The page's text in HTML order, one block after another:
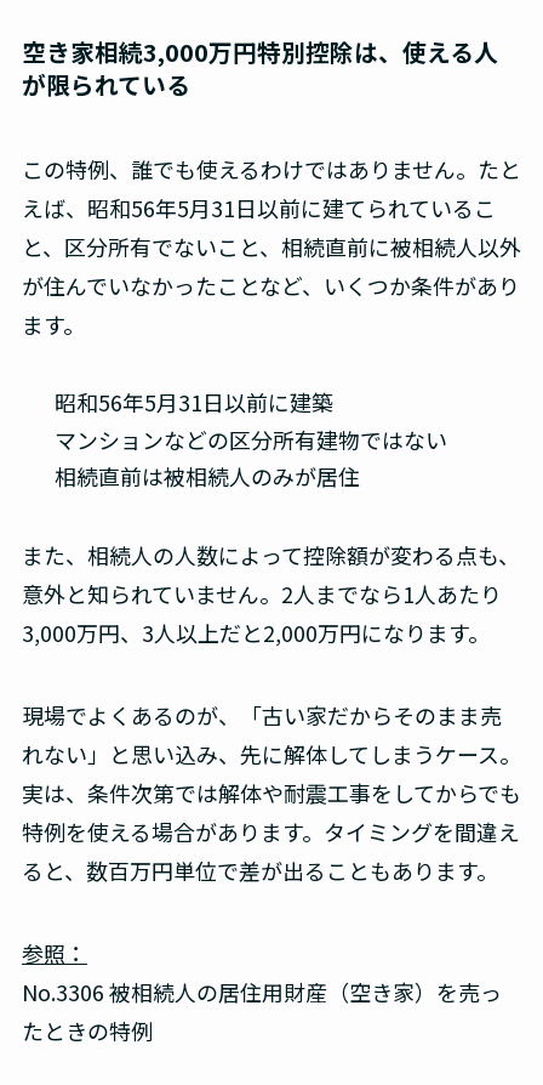
空き家相続3,000万円特別控除は、使える人
が限られている
この特例、誰でも使えるわけではありません。たと
えば、昭和56年5月31日以前に建てられているこ
と、区分所有でないこと、相続直前に被相続人以外
が住んでいなかったことなど、いくつか条件があり
ます。
昭和56年5月31日以前に建築
マンションなどの区分所有建物ではない
相続直前は被相続人のみが居住
また、相続人の人数によって控除額が変わる点も、
意外と知られていません。2人までなら1人あたり
3,000万円、3人以上だと2,000万円になります。
現場でよくあるのが、「古い家だからそのまま売
れない」と思い込み、先に解体してしまうケース。
実は、条件次第では解体や耐震工事をしてからでも
特例を使える場合があります。タイミングを間違え
ると、数百万円単位で差が出ることもあります。
参照：
No.3306 被相続人の居住用財産（空き家）を売っ
たときの特例